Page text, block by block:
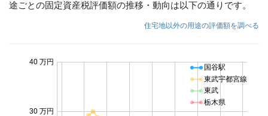
途ごとの固定資産税評価額の推移・動向は以下の通りです。
住宅地以外の用途の評価額を調べる
30 万円
40 万円
国谷駅
東武宇都宮線
東武
栃木県